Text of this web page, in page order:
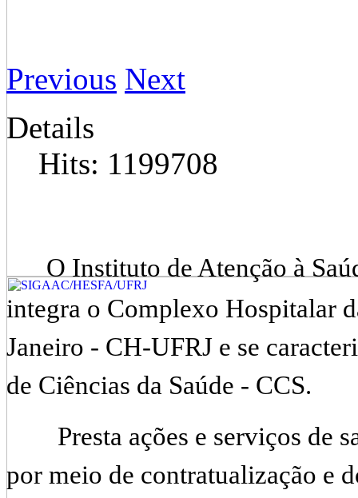
Previous Next
Details
Hits: 1199708
O Instituto de Atenção à
integra o Complexo Hospitalar
Janeiro - CH-UFRJ e se
de Ciências da Saúde - CCS.
Presta ações e serviços de
por meio de contratualização e